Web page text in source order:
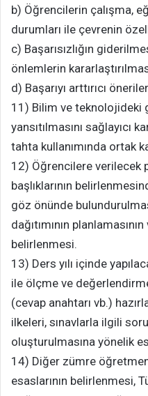
b) Öğrencilerin çalışma,
durumları ile çevrenin
c) Başarısızlığın
önlemlerin
d) Başarıyı arttırıcı
11) Bilim ve teknolojideki
yansıtılmasını sağlayıcı
tahta kullanımında ortak
12) Öğrencilere verilecek
başlıklarının
göz önünde
dağıtımının
belirlenmesi.
13) Ders yılı içinde
ile ölçme ve
(cevap anahtarı vb.)
ilkeleri, sınavlarla ilgili
oluşturulmasına yönelik
14) Diğer zümre
esaslarının belirlenmesi,